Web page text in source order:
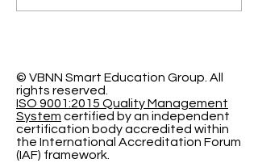
آفاقاً جديدة مع الجامعة
© VBNN Smart Education Group. All
rights reserved.
ISO 9001:2015 Quality Management
System certified by an independent
certification body accredited within
the International Accreditation Forum
(IAF) framework.